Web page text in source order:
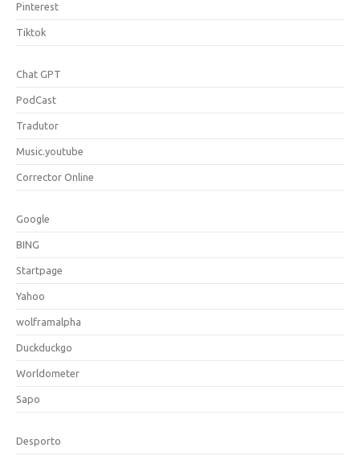
Pinterest
Tiktok
Chat GPT
PodCast
Tradutor
Music.youtube
Corrector Online
Google
BING
Startpage
Yahoo
wolframalpha
Duckduckgo
Worldometer
Sapo
Desporto